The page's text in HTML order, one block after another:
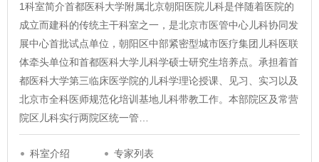
1科室简介首都医科大学附属北京朝阳医院儿科是伴随着医院的
成立而建科的传统主干科室之一，是北京市医管中心儿科协同发
展中心首批试点单位，朝阳区中部紧密型城市医疗集团儿科医联
体牵头单位和首都医科大学儿科学硕士研究生培养点。承担着首
都医科大学第三临床医学院的儿科学理论授课、见习、实习以及
北京市全科医师规范化培训基地儿科带教工作。本部院区及常营
院区儿科实行两院区统一管…
科室介绍 专家列表